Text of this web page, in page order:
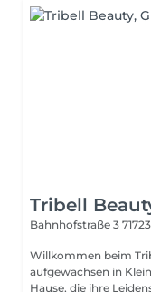
Tribell
Bahnhofstraße 3
Willkommen beim Tribell Beauty! Wir
aufgewachsen in
Hause, die ihre